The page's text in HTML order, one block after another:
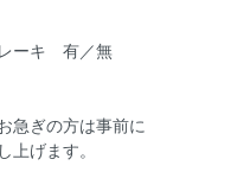
レーキ 有／無
急ぎの方は事前に
上げます。